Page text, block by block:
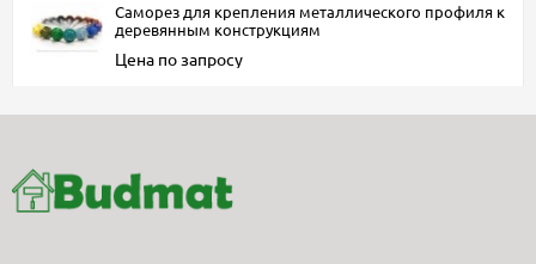
Саморез для крепления металлического профиля к
деревянным конструкциям
Цена по запросу